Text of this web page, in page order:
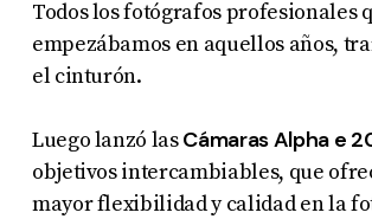
Todos los fotógrafos profesionales
empezábamos en aquellos años,
el cinturón.
Luego lanzó lasCámaras Alpha e
objetivos intercambiables, que
mayor flexibilidad y calidad en la